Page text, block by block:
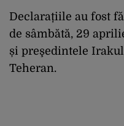
Declarațiile au fost
de sâmbătă, 29
și preşedintele
Teheran.